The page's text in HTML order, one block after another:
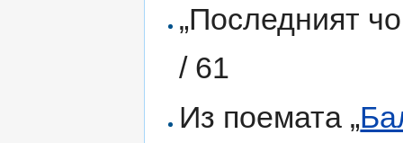
„Последният
/ 61
Из поемата „